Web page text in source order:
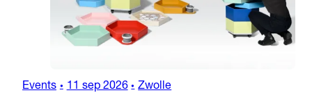
Events • 11 sep 2026 • Zwolle